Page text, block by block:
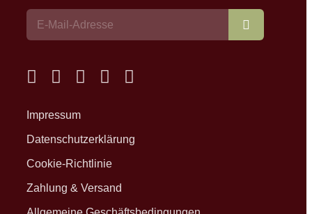
Impressum
Datenschutzerklärung
Cookie-Richtlinie
Zahlung & Versand